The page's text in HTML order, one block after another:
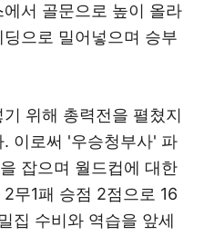
서 골문으로 높이 올라
으로 밀어넣으며 승부
위해 총력전을 펼쳤지
이로써 '우승청부사' 파
잡으며 월드컵에 대한
무1패 승점 2점으로 16
집 수비와 역습을 앞세